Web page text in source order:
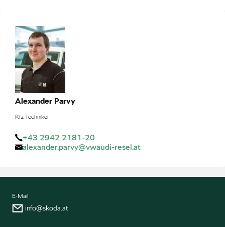
Alexander Parvy
Kfz-Techniker
+43 2942 2181-20
alexander.parvy@vwaudi-resel.at
E-Mail
info@skoda.at